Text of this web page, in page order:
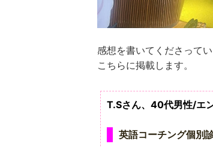
感想を書いてくださってい
こちらに掲載します。
T.Sさん、40代男性/エ
英語コーチング個別